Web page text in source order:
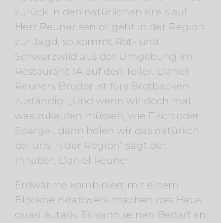
zurück in den natürlichen Kreislauf.
Herr Reuner senior geht in der Region
zur Jagd; so kommt Rot- und
Schwarzwild aus der Umgebung im
Restaurant 1A auf den Teller. Daniel
Reuners Bruder ist fürs Brotbacken
zuständig. „Und wenn wir doch mal
was zukaufen müssen, wie Fisch oder
Spargel, dann holen wir das natürlich
bei uns in der Region“ sagt der
Inhaber, Daniel Reuner.
Erdwärme kombiniert mit einem
Blockheizkraftwerk machen das Haus
quasi autark. Es kann seinen Bedarf an